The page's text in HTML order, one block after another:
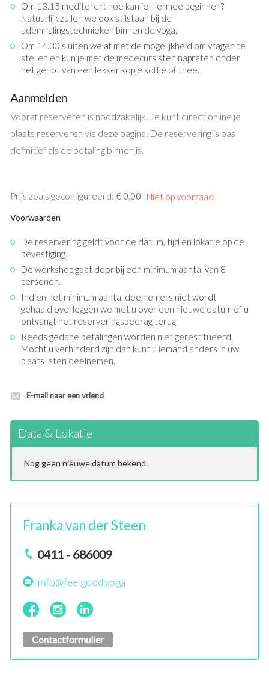
Om 13.15 mediteren: hoe kan je hiermee beginnen?
Natuurlijk zullen we ook stilstaan bij de
ademhalingstechnieken binnen de yoga.
Om 14.30 sluiten we af met de mogelijkheid om vragen te
stellen en kun je met de medecursisten napraten onder
het genot van een lekker kopje koffie of thee.
Aanmelden
Vooraf reserveren is noodzakelijk. Je kunt direct online je
plaats reserveren via deze pagina. De reservering is pas
definitief als de betaling binnen is.
Prijs zoals geconfigureerd: € 0,00
Voorwaarden
De reservering geldt voor de datum, tijd en lokatie op de
bevestiging.
De workshop gaat door bij een minimum aantal van 8
personen.
Indien het minimum aantal deelnemers niet wordt
gehaald overleggen we met u over een nieuwe datum of u
ontvangt het reserveringsbedrag terug.
Reeds gedane betalingen worden niet gerestitueerd.
Mocht u verhinderd zijn dan kunt u iemand anders in uw
plaats laten deelnemen.
E-mail naar een vriend
Data & Lokatie
Nog geen nieuwe datum bekend.
Franka van der Steen
0411 - 686009
info@feelgood.yoga
Contactformulier